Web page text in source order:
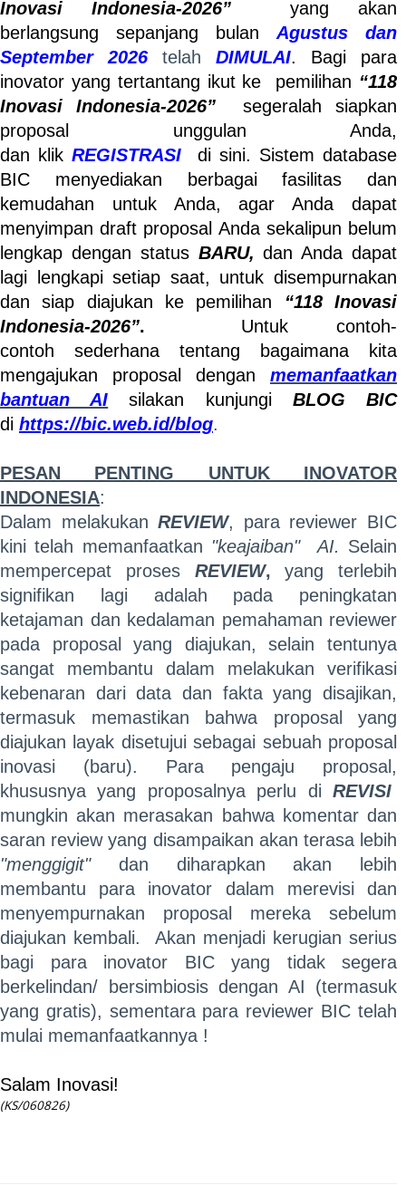
Inovasi Indonesia-2026” yang
akan
berlangsung sepanjang bulan Agustus dan
September 2026 telah DIMULAI. Bagi para
inovator yang tertantang ikut ke pemilihan “118
Inovasi Indonesia-2026” segeralah siapkan
proposal unggulan Anda,
dan klik REGISTRASI
di sini. Sistem database
BIC menyediakan berbagai fasilitas dan
kemudahan untuk Anda, agar Anda dapat
menyimpan draft proposal Anda sekalipun belum
lengkap dengan status BARU, dan Anda dapat
lagi lengkapi setiap saat, untuk disempurnakan
dan siap diajukan ke pemilihan
“118 Inovasi
Indonesia-2026”. Untuk
contoh-
contoh sederhana tentang bagaimana kita
mengajukan proposal dengan memanfaatkan
bantuan AI
silakan kunjungi BLOG BIC
di https://bic.web.id/blog.
PESAN PENTING UNTUK INOVATOR
INDONESIA:
Dalam melakukanREVIEW, para reviewer BIC
kini telah memanfaatkan "keajaiban" AI. Selain
mempercepat proses REVIEW, yang terlebih
signifikan lagi adalah pada peningkatan
ketajaman dan kedalaman pemahaman reviewer
pada proposal yang diajukan, selain tentunya
sangat membantu dalam melakukan verifikasi
kebenaran dari data dan fakta yang disajikan,
termasuk memastikan bahwa proposal yang
diajukan layak disetujui sebagai sebuah proposal
inovasi (baru). Para pengaju proposal,
khususnya yang proposalnya perlu di REVISI
mungkin akan merasakan bahwa komentar dan
saran review yang disampaikan akan terasa lebih
"menggigit"dan diharapkan akan lebih
membantu para inovator dalam merevisi dan
menyempurnakan proposal mereka sebelum
diajukan kembali. Akan menjadi kerugian serius
bagi para inovator BIC yang tidak segera
berkelindan/ bersimbiosis dengan AI (termasuk
yang gratis), sementara para reviewer BIC telah
mulai memanfaatkannya !
Salam Inovasi!
(KS/060826)